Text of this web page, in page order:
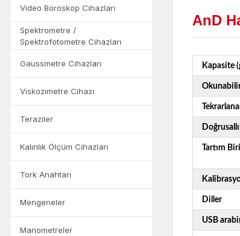
Video Boroskop Cihazları
Spektrometre /
Spektrofotometre Cihazları
Gaussmetre Cihazları
Viskozimetre Cihazı
Teraziler
Kalınlık Ölçüm Cihazları
Tork Anahtarı
Mengeneler
Manometreler
AnD
Kapasite
Tartım
Diller
USB